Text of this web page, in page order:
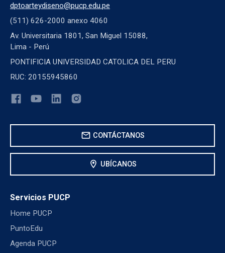
dptoarteydiseno@pucp.edu.pe
(511) 626-2000 anexo 4060
Av. Universitaria 1801, San Miguel 15088,
Lima - Perú
PONTIFICIA UNIVERSIDAD CATOLICA DEL PERU
RUC: 20155945860
mail CONTÁCTANOS
location_on UBÍCANOS
Servicios PUCP
Home PUCP
PuntoEdu
Agenda PUCP